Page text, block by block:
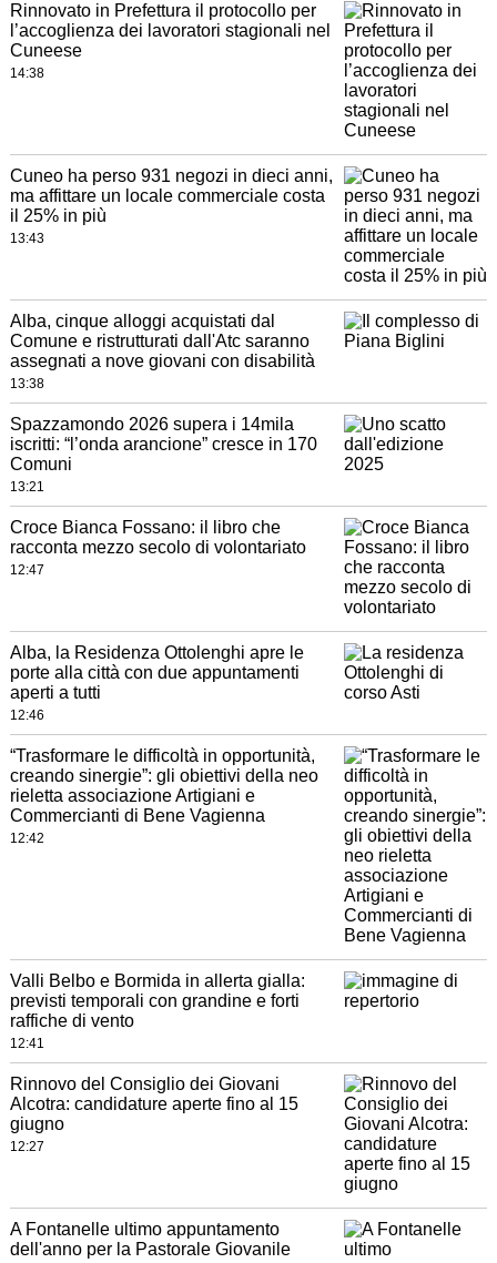
Rinnovato in Prefettura il protocollo per
l’accoglienza dei lavoratori stagionali nel
Cuneese
14:38
Cuneo ha perso 931 negozi in dieci anni,
ma affittare un locale commerciale costa
il 25% in più
13:43
Alba, cinque alloggi acquistati dal
Comune e ristrutturati dall'Atc saranno
assegnati a nove giovani con disabilità
13:38
Spazzamondo 2026 supera i 14mila
iscritti: “l’onda arancione” cresce in 170
Comuni
13:21
Croce Bianca Fossano: il libro che
racconta mezzo secolo di volontariato
12:47
Alba, la Residenza Ottolenghi apre le
porte alla città con due appuntamenti
aperti a tutti
12:46
“Trasformare le difficoltà in opportunità,
creando sinergie”: gli obiettivi della neo
rieletta associazione Artigiani e
Commercianti di Bene Vagienna
12:42
Valli Belbo e Bormida in allerta gialla:
previsti temporali con grandine e forti
raffiche di vento
12:41
Rinnovo del Consiglio dei Giovani
Alcotra: candidature aperte fino al 15
giugno
12:27
A Fontanelle ultimo appuntamento
dell'anno per la Pastorale Giovanile